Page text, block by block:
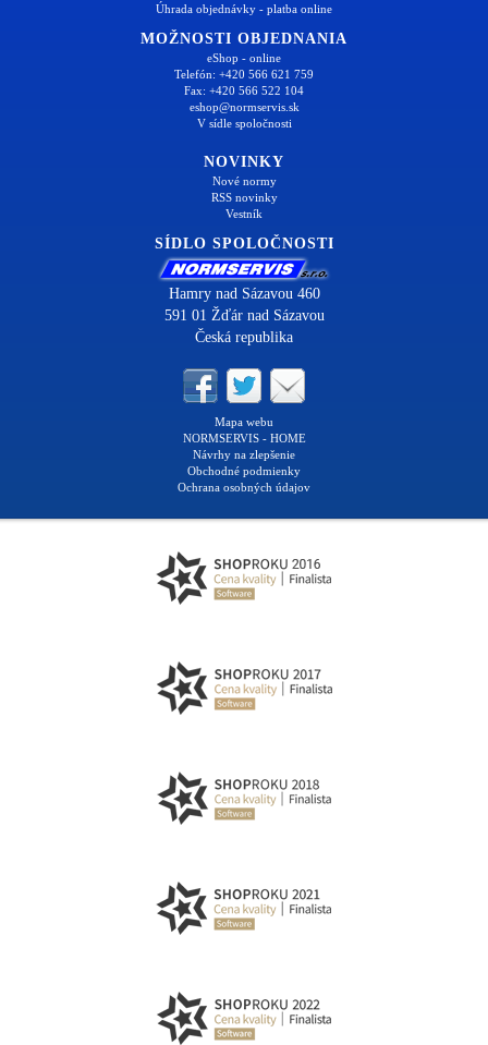
Úhrada objednávky - platba online
MOŽNOSTI OBJEDNANIA
eShop - online
Telefón: +420 566 621 759
Fax: +420 566 522 104
eshop@normservis.sk
V sídle spoločnosti
NOVINKY
Nové normy
RSS novinky
Vestník
SÍDLO SPOLOČNOSTI
Hamry nad Sázavou 460
591 01 Žďár nad Sázavou
Česká republika
Mapa webu
NORMSERVIS - HOME
Návrhy na zlepšenie
Obchodné podmienky
Ochrana osobných údajov